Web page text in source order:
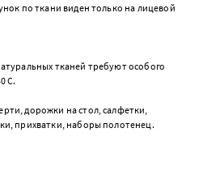
по ткани виден только на лицевой
тканей требуют особого
С.
дорожки на стол, салфетки,
прихватки, наборы полотенец.